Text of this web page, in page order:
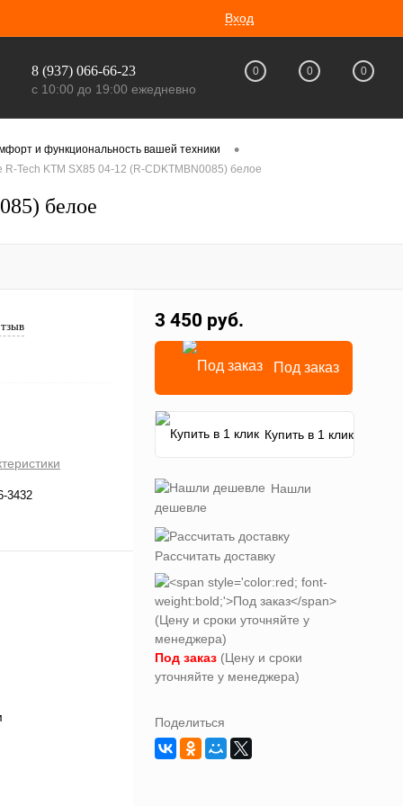
Вход
8 (937) 066-66-23
с 10:00 до 19:00 ежедневно
0 0 0
и функциональность вашей техники •
Tech KTM SX85 04-12 (R-CDKTMBN0085) белое
белое
3432
3 450 руб.
Под заказ
Купить в 1 клик
Нашли
дешевле
Рассчитать доставку
Под заказ (Цену и сроки
уточняйте у менеджера)
Поделиться